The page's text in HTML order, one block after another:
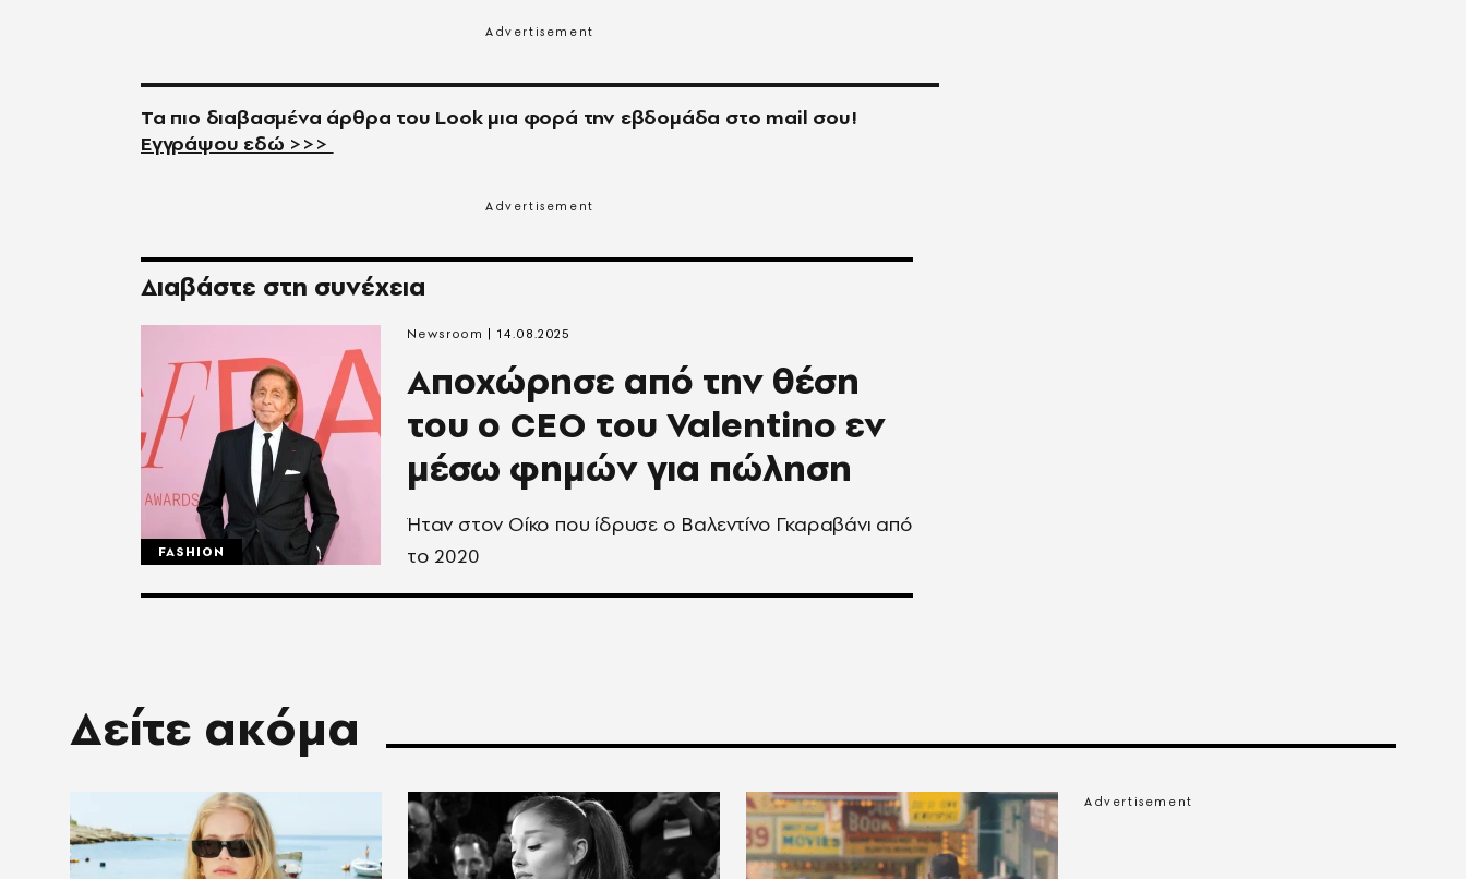
Τα πιο διαβασμένα άρθρα του Look μια φορά την εβδομάδα στο mail σου!
Εγγράψου εδώ >>>
Διαβάστε στη συνέχεια
FASHION
Aποχώρησε από την θέση
του ο CEO τoυ Valentino εν
μέσω φημών για πώληση
Ήταν στον Οίκο που ίδρυσε ο Βαλεντίνο Γκαραβάνι από
το 2020
Newsroom 14.08.2025
Δείτε ακόμα